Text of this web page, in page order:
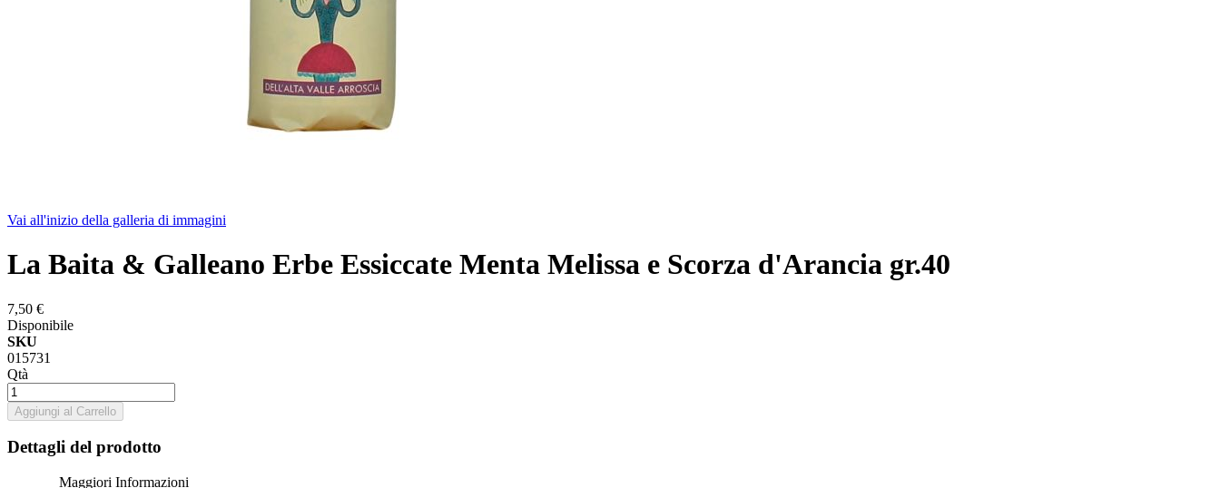
Vai all'inizio della galleria di immagini
La Baita & Galleano Erbe Essiccate Menta Melissa e Scorza d'Arancia gr.40
7,50 €
Disponibile
SKU
015731
Qtà
Aggiungi al Carrello
Dettagli del prodotto
Maggiori Informazioni